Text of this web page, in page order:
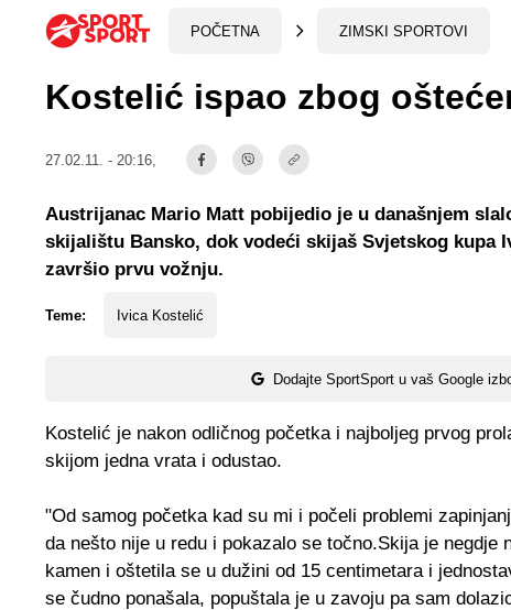
POČETNA ZIMSKI SPORTOVI
Kostelić ispao zbog
27.02.11. - 20:16,
Teme: Ivica Kostelić
Dodajte SportSport u vaš Google
Austrijanac Mario Matt pobijedio je u današnjem
skijalištu Bansko, dok vodeći skijaš Svjetskog kupa
završio prvu vožnju.
Kostelić je nakon odličnog početka i najboljeg prvog
skijom jedna vrata i odustao.
"Od samog početka kad su mi i počeli problemi
da nešto nije u redu i pokazalo se točno.Skija je negdje
kamen i oštetila se u dužini od 15 centimetara i
se čudno ponašala, popuštala je u zavoju pa sam